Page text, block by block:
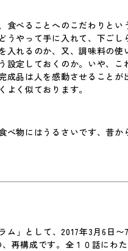
食べることへのこだわりとい
うやって手に入れて、下ごし
入れるのか、又、調味料の
設定しておくのか。いや、こ
成品は人を感動させることが
く似ております。
べ物にはうるさいです、昔か
ム」として、2017年3月6日
再構成です。全１０話にわ